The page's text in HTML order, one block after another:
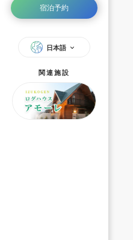
宿泊予約
日本語
関連施設